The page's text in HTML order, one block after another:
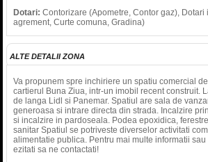
Dotari: Contorizare (Apometre, Contor gaz), Dotari
agrement, Curte comuna, Gradina)
ALTE DETALII ZONA
Va propunem spre inchiriere un spatiu comercial
cartierul Buna Ziua, intr-un imobil recent construit.
de langa Lidl si Panemar. Spatiul are sala de
generoasa si intrare directa din strada. Incalzire
si incalzire in pardoseala. Podea epoxidica,
sanitar Spatiul se potriveste diverselor activitati
alimentatie publica. Pentru mai multe informatii
ezitati sa ne contactati!